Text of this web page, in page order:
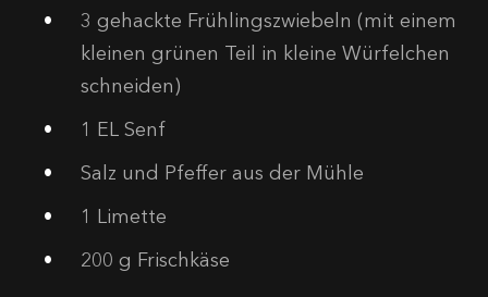
3 gehackte Frühlingszwiebeln (mit einem
kleinen grünen Teil in kleine Würfelchen
schneiden)
1 EL Senf
Salz und Pfeffer aus der Mühle
1 Limette
200 g Frischkäse